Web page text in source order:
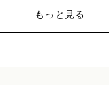
もっと見る